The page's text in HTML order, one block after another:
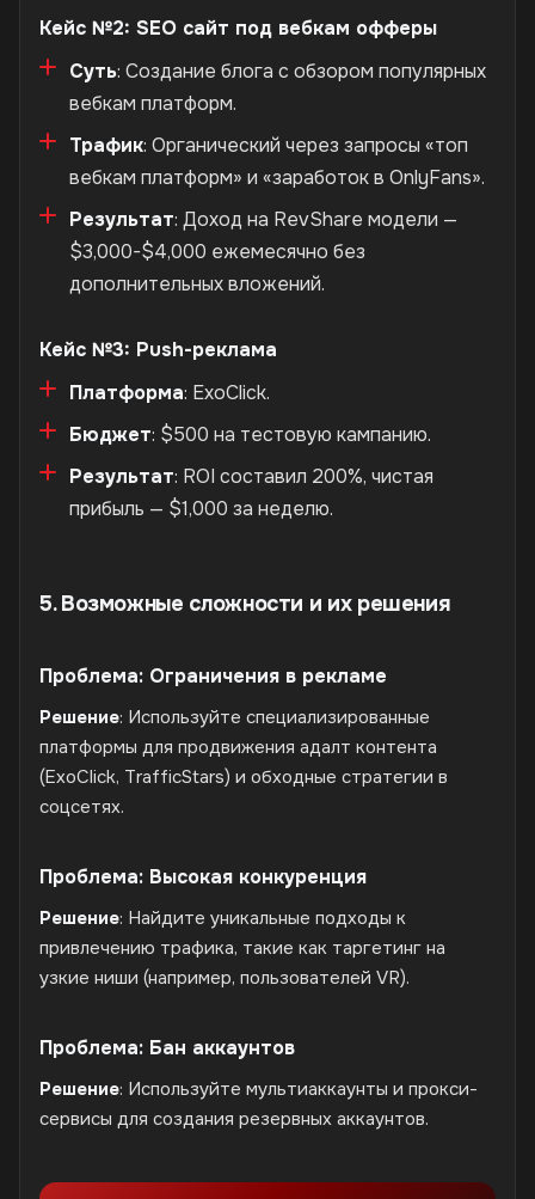
Кейс №2: SEO сайт под вебкам офферы
Суть: Создание блога с обзором популярных
вебкам платформ.
Трафик: Органический через запросы «топ
вебкам платформ» и «заработок в OnlyFans».
Результат: Доход на RevShare модели —
$3,000-$4,000 ежемесячно без
дополнительных вложений.
Кейс №3: Push-реклама
Платформа: ExoClick.
Бюджет: $500 на тестовую кампанию.
Результат: ROI составил 200%, чистая
прибыль — $1,000 за неделю.
5. Возможные сложности и их решения
Проблема: Ограничения в рекламе
Решение: Используйте специализированные
платформы для продвижения адалт контента
(ExoClick, TrafficStars) и обходные стратегии в
соцсетях.
Проблема: Высокая конкуренция
Решение: Найдите уникальные подходы к
привлечению трафика, такие как таргетинг на
узкие ниши (например, пользователей VR).
Проблема: Бан аккаунтов
Решение: Используйте мультиаккаунты и прокси-
сервисы для создания резервных аккаунтов.